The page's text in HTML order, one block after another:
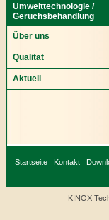
Umwelttechnologie /
Geruchsbehandlung
Über uns
Qualität
Aktuell
Startseite Kontakt
KINOX